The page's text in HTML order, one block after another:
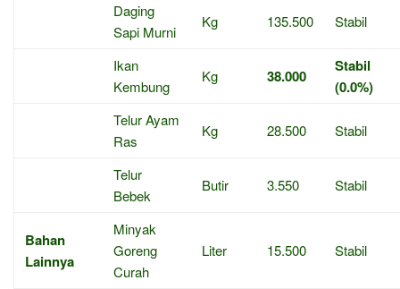
Daging
Sapi Murni
Kg 135.500 Stabil
Ikan
Kembung
Kg 38.000
Stabil
(0.0%)
Telur Ayam
Ras
Kg 28.500 Stabil
Telur
Bebek
Butir 3.550 Stabil
Bahan
Lainnya
Minyak
Goreng
Curah
Liter 15.500 Stabil